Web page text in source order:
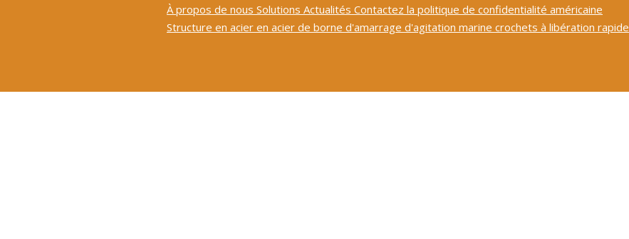
À propos de nous Solutions Actualités Contactez la politique de confidentialité américaine
Structure en acier en acier de borne d'amarrage d'agitation marine crochets à libération rapide